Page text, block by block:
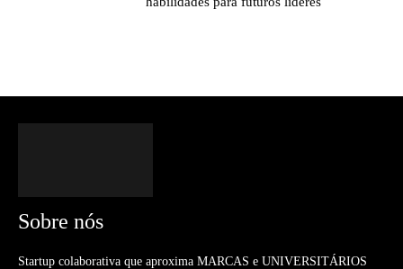
Sobre nós
Startup colaborativa que aproxima MARCAS e UNIVERSITÁRIOS